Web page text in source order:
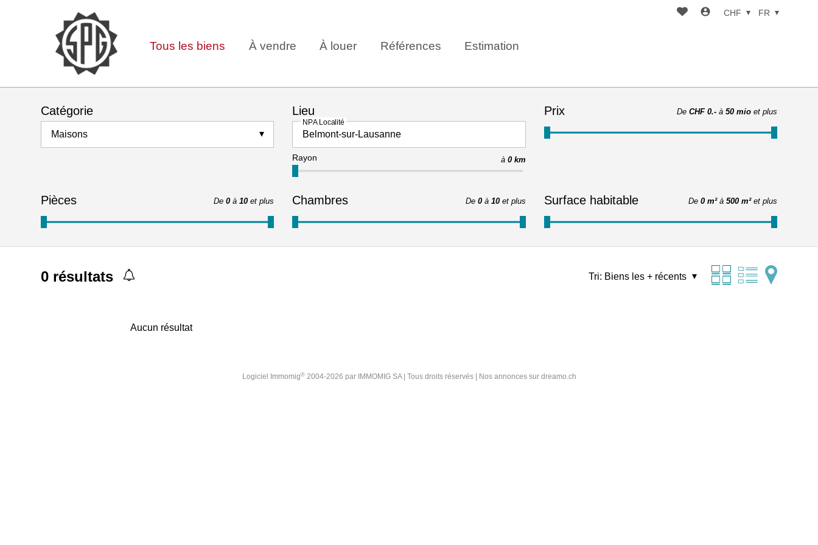
Tous les biens À vendre À louer Références Estimation
CHF FR
Catégorie
Maisons
Lieu
NPA Localité
Rayon à 0 km
Prix De CHF 0.- à 50 mio et plus
Pièces De 0 à 10 et plus Chambres De 0 à 10 et plus Surface habitable De 0 m² à 500 m² et plus
0 résultats Tri: Biens les + récents
Aucun résultat
Logiciel Immomig®2004-2026 par IMMOMIG SA | Tous droits réservés | Nos annonces sur dreamo.ch